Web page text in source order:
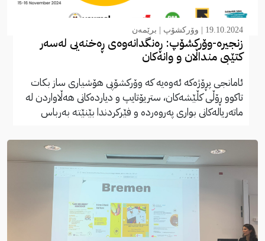
19.10.2024 | وۆرکشۆپ برێمەن
زنجیرە-وۆرکشۆپ: ڕەنگدانەوەی ڕەخنەیی لەسەر
کتێبی منداڵان و وانەکان
ئامانجی پڕۆژەکە ئەوەیە کە وۆرکشۆپی هۆشیاری ساز بکات
تاکوو ڕۆڵی کڵێشەکان، ستریۆتایپ و دیاردەکانی هەڵاواردن لە
ماتەریالەکانی بواری پەروەردە و فێرکردندا بێنێتە بەرباس